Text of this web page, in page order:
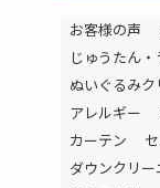
お客様の声
じゅうたん
ぬいぐるみ
アレルギー
カーテン
ダウンクリ